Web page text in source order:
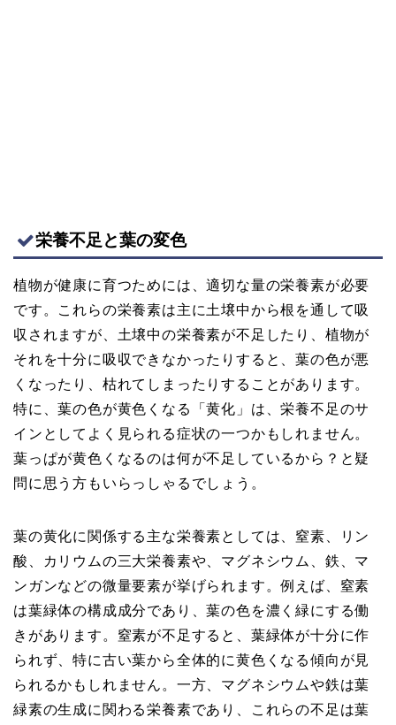
栄養不足と葉の変色
植物が健康に育つためには、適切な量の栄養素が必要
です。これらの栄養素は主に土壌中から根を通して吸
収されますが、土壌中の栄養素が不足したり、植物が
それを十分に吸収できなかったりすると、葉の色が悪
くなったり、枯れてしまったりすることがあります。
特に、葉の色が黄色くなる「黄化」は、栄養不足のサ
インとしてよく見られる症状の一つかもしれません。
葉っぱが黄色くなるのは何が不足しているから？と疑
問に思う方もいらっしゃるでしょう。
葉の黄化に関係する主な栄養素としては、窒素、リン
酸、カリウムの三大栄養素や、マグネシウム、鉄、マ
ンガンなどの微量要素が挙げられます。例えば、窒素
は葉緑体の構成成分であり、葉の色を濃く緑にする働
きがあります。窒素が不足すると、葉緑体が十分に作
られず、特に古い葉から全体的に黄色くなる傾向が見
られるかもしれません。一方、マグネシウムや鉄は葉
緑素の生成に関わる栄養素であり、これらの不足は葉